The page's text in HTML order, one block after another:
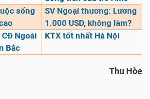
sống
SV Ngoại thương: Lương
1.000 USD, không làm?
Ngoài
Bắc
KTX tốt nhất Hà Nội
Thu Hòe